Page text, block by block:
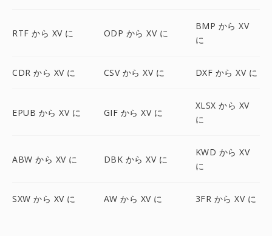
RTF から XV に ODP から XV に
BMP から XV
に
CDR から XV に CSV から XV に DXF から XV に
EPUB から XV に GIF から XV に
XLSX から XV
に
ABW から XV に DBK から XV に
KWD から XV
に
SXW から XV に AW から XV に 3FR から XV に